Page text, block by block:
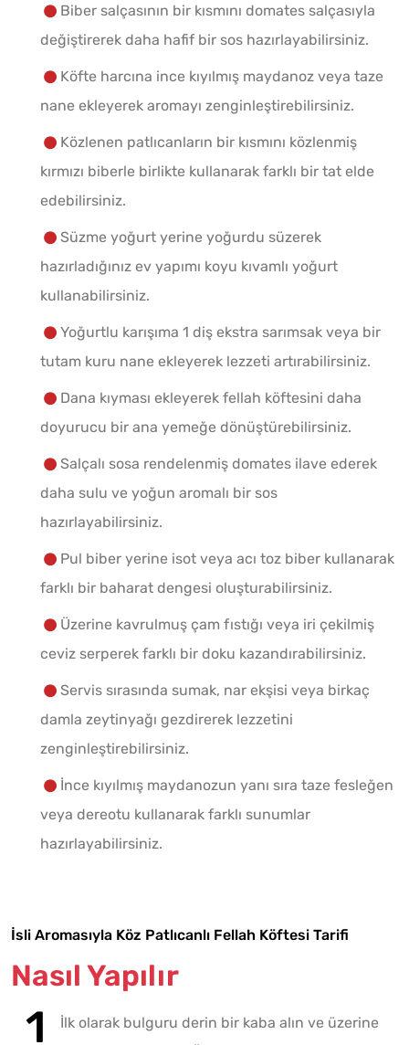
Biber salçasının bir kısmını domates salçasıyla
değiştirerek daha hafif bir sos hazırlayabilirsiniz.
Köfte harcına ince kıyılmış maydanoz veya taze
nane ekleyerek aromayı zenginleştirebilirsiniz.
Közlenen patlıcanların bir kısmını közlenmiş
kırmızı biberle birlikte kullanarak farklı bir tat elde
edebilirsiniz.
Süzme yoğurt yerine yoğurdu süzerek
hazırladığınız ev yapımı koyu kıvamlı yoğurt
kullanabilirsiniz.
Yoğurtlu karışıma 1 diş ekstra sarımsak veya bir
tutam kuru nane ekleyerek lezzeti artırabilirsiniz.
Dana kıyması ekleyerek fellah köftesini daha
doyurucu bir ana yemeğe dönüştürebilirsiniz.
Salçalı sosa rendelenmiş domates ilave ederek
daha sulu ve yoğun aromalı bir sos
hazırlayabilirsiniz.
Pul biber yerine isot veya acı toz biber kullanarak
farklı bir baharat dengesi oluşturabilirsiniz.
Üzerine kavrulmuş çam fıstığı veya iri çekilmiş
ceviz serperek farklı bir doku kazandırabilirsiniz.
Servis sırasında sumak, nar ekşisi veya birkaç
damla zeytinyağı gezdirerek lezzetini
zenginleştirebilirsiniz.
İnce kıyılmış maydanozun yanı sıra taze fesleğen
veya dereotu kullanarak farklı sunumlar
hazırlayabilirsiniz.
İsli Aromasıyla Köz Patlıcanlı Fellah Köftesi Tarifi
Nasıl Yapılır
İlk olarak bulguru derin bir kaba alın ve üzerine